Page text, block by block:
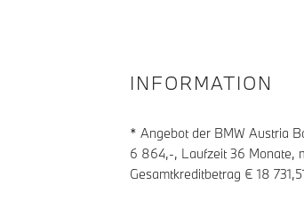
INFORMATION
* Angebot der BMW Austria
6 864,-, Laufzeit36 Monate,
Gesamtkreditbetrag € 18